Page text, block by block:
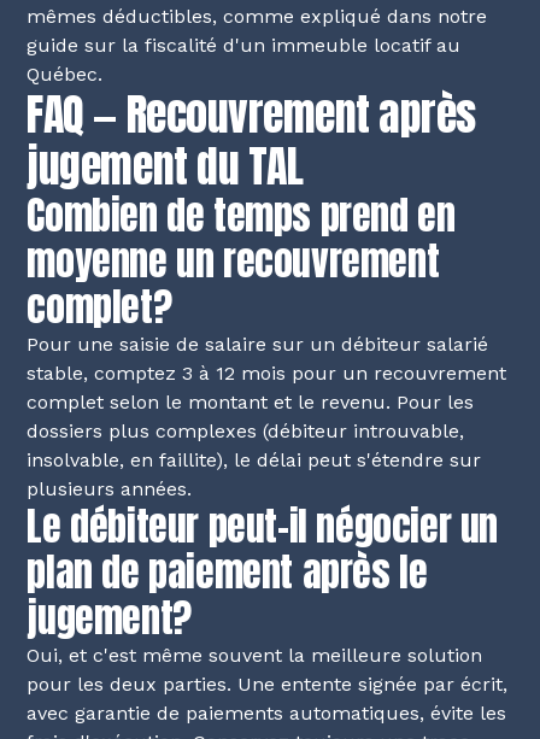
mêmes déductibles, comme expliqué dans notre
guide sur la fiscalité d'un immeuble locatif au
Québec.
FAQ — Recouvrement après
jugement du TAL
Combien de temps prend en
moyenne un recouvrement
complet?
Pour une saisie de salaire sur un débiteur salarié
stable, comptez 3 à 12 mois pour un recouvrement
complet selon le montant et le revenu. Pour les
dossiers plus complexes (débiteur introuvable,
insolvable, en faillite), le délai peut s'étendre sur
plusieurs années.
Le débiteur peut-il négocier un
plan de paiement après le
jugement?
Oui, et c'est même souvent la meilleure solution
pour les deux parties. Une entente signée par écrit,
avec garantie de paiements automatiques, évite les